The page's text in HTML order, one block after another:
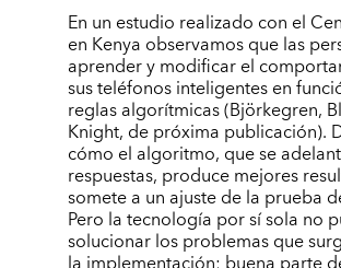
En un estudio realizado con el
en Kenya observamos que las
aprender y modificar el
sus teléfonos inteligentes en
reglas algorítmicas (Björkegren,
Knight, de próxima publicación).
cómo el algoritmo, que se
respuestas, produce mejores
somete a un ajuste de la prueba
Pero la tecnología por sí sola no
solucionar los problemas que